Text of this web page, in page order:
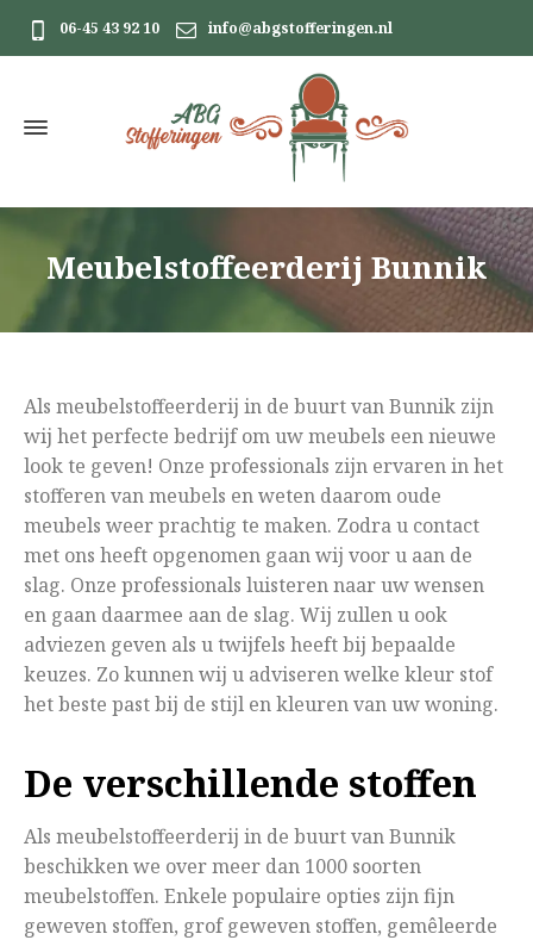
06-45 43 92 10 info@abgstofferingen.nl
Meubelstoffeerderij Bunnik
Als meubelstoffeerderij in de buurt van Bunnik zijn
wij het perfecte bedrijf om uw meubels een nieuwe
look te geven! Onze professionals zijn ervaren in het
stofferen van meubels en weten daarom oude
meubels weer prachtig te maken. Zodra u contact
met ons heeft opgenomen gaan wij voor u aan de
slag. Onze professionals luisteren naar uw wensen
en gaan daarmee aan de slag. Wij zullen u ook
adviezen geven als u twijfels heeft bij bepaalde
keuzes. Zo kunnen wij u adviseren welke kleur stof
het beste past bij de stijl en kleuren van uw woning.
De verschillende stoffen
Als meubelstoffeerderij in de buurt van Bunnik
beschikken we over meer dan 1000 soorten
meubelstoffen. Enkele populaire opties zijn fijn
geweven stoffen, grof geweven stoffen, gemêleerde